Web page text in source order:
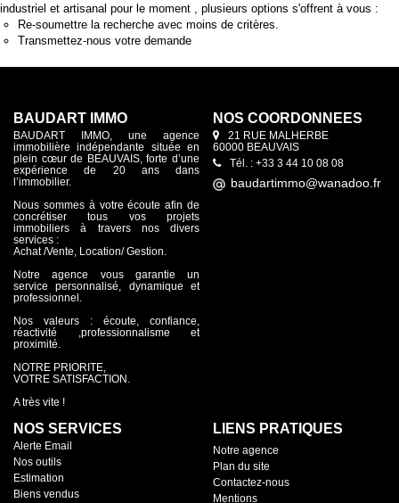
industriel et artisanal pour le moment , plusieurs options s'offrent à vous :
Re-soumettre la recherche avec moins de critères.
Transmettez-nous votre demande
BAUDART IMMO
BAUDART IMMO, une agence
immobilière indépendante située en
plein cœur de BEAUVAIS, forte d’une
expérience de 20 ans dans
l’immobilier.
Nous sommes à votre écoute afin de
concrétiser tous vos projets
immobiliers à travers nos divers
services :
Achat /Vente, Location/ Gestion.
Notre agence vous garantie un
service personnalisé, dynamique et
professionnel.
Nos valeurs : écoute, confiance,
réactivité ,professionnalisme et
proximité.
NOTRE PRIORITE,
VOTRE SATISFACTION.
A très vite !
NOS COORDONNÉES
21 RUE MALHERBE
60000 BEAUVAIS
Tél. : +33 3 44 10 08 08
NOS SERVICES
Alerte Email
Nos outils
Estimation
Biens vendus
LIENS PRATIQUES
Notre agence
Plan du site
Contactez-nous
Mentions